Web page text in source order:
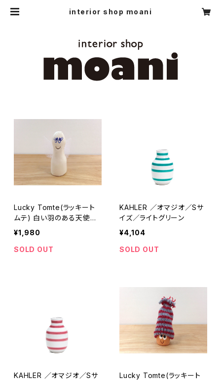
interior shop moani
Lucky Tomte(ラッキート
ムテ) 白い羽のある天使／
GUARDIAN ANGEL
¥1,980
SOLD OUT
KAHLER ／オマジオ／Sサ
イズ／ライトグリーン
¥4,104
SOLD OUT
KAHLER ／オマジオ／Sサ
Lucky Tomte(ラッキート